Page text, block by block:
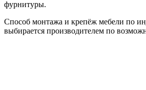
фурнитуры.
Способ монтажа и крепёж мебели по
выбирается производителем по